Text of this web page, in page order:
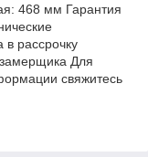
468 мм Гарантия
в рассрочку
Для
свяжитесь